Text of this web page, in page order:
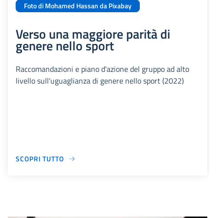
Foto di Mohamed Hassan da Pixabay
Verso una maggiore parità di
genere nello sport
Raccomandazioni e piano d'azione del gruppo ad alto
livello sull'uguaglianza di genere nello sport (2022)
SCOPRI TUTTO